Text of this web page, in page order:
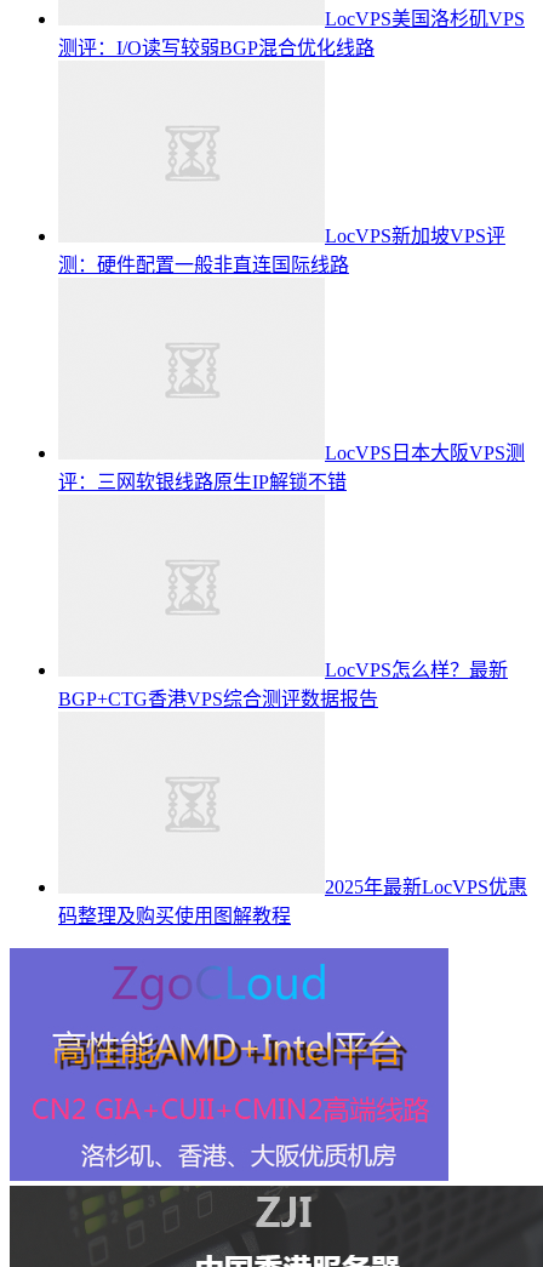
LocVPS美国洛杉矶VPS
测评：I/O读写较弱BGP混合优化线路
LocVPS新加坡VPS评
测：硬件配置一般非直连国际线路
LocVPS日本大阪VPS测
评：三网软银线路原生IP解锁不错
LocVPS怎么样？最新
BGP+CTG香港VPS综合测评数据报告
2025年最新LocVPS优惠
码整理及购买使用图解教程